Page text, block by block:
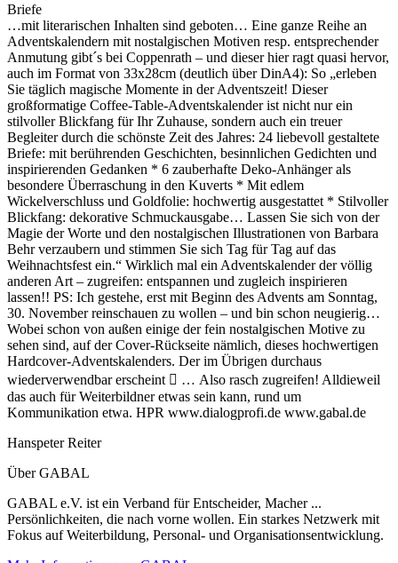
Briefe
…mit literarischen Inhalten sind geboten… Eine ganze Reihe an
Adventskalendern mit nostalgischen Motiven resp. entsprechender
Anmutung gibt´s bei Coppenrath – und dieser hier ragt quasi hervor,
auch im Format von 33x28cm (deutlich über DinA4): So „erleben
Sie täglich magische Momente in der Adventszeit! Dieser
großformatige Coffee-Table-Adventskalender ist nicht nur ein
stilvoller Blickfang für Ihr Zuhause, sondern auch ein treuer
Begleiter durch die schönste Zeit des Jahres: 24 liebevoll gestaltete
Briefe: mit berührenden Geschichten, besinnlichen Gedichten und
inspirierenden Gedanken * 6 zauberhafte Deko-Anhänger als
besondere Überraschung in den Kuverts * Mit edlem
Wickelverschluss und Goldfolie: hochwertig ausgestattet * Stilvoller
Blickfang: dekorative Schmuckausgabe… Lassen Sie sich von der
Magie der Worte und den nostalgischen Illustrationen von Barbara
Behr verzaubern und stimmen Sie sich Tag für Tag auf das
Weihnachtsfest ein.“ Wirklich mal ein Adventskalender der völlig
anderen Art – zugreifen: entspannen und zugleich inspirieren
lassen!! PS: Ich gestehe, erst mit Beginn des Advents am Sonntag,
30. November reinschauen zu wollen – und bin schon neugierig…
Wobei schon von außen einige der fein nostalgischen Motive zu
sehen sind, auf der Cover-Rückseite nämlich, dieses hochwertigen
Hardcover-Adventskalenders. Der im Übrigen durchaus
wiederverwendbar erscheint  … Also rasch zugreifen! Alldieweil
das auch für Weiterbildner etwas sein kann, rund um
Kommunikation etwa. HPR www.dialogprofi.de www.gabal.de
Hanspeter Reiter
Über GABAL
GABAL e.V. ist ein Verband für Entscheider, Macher ...
Persönlichkeiten, die nach vorne wollen. Ein starkes Netzwerk mit
Fokus auf Weiterbildung, Personal- und Organisationsentwicklung.